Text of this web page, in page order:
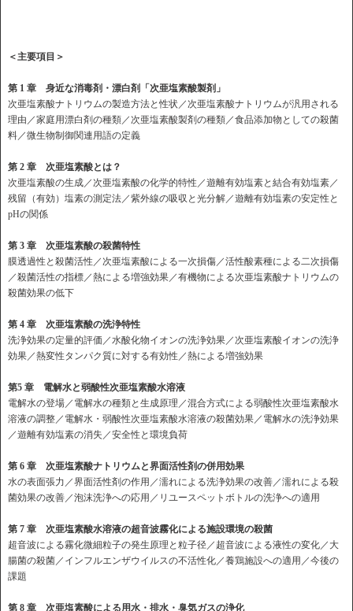
＜主要項目＞
第 1 章 身近な消毒剤・漂白剤「次亜塩素酸製剤」
次亜塩素酸ナトリウムの製造方法と性状／次亜塩素酸ナトリウムが汎用される
理由／家庭用漂白剤の種類／次亜塩素酸製剤の種類／食品添加物としての殺菌
料／微生物制御関連用語の定義
第 2 章 次亜塩素酸とは？
次亜塩素酸の生成／次亜塩素酸の化学的特性／遊離有効塩素と結合有効塩素／
残留（有効）塩素の測定法／紫外線の吸収と光分解／遊離有効塩素の安定性と
pHの関係
第 3 章 次亜塩素酸の殺菌特性
膜透過性と殺菌活性／次亜塩素酸による一次損傷／活性酸素種による二次損傷
／殺菌活性の指標／熱による増強効果／有機物による次亜塩素酸ナトリウムの
殺菌効果の低下
第 4 章 次亜塩素酸の洗浄特性
洗浄効果の定量的評価／水酸化物イオンの洗浄効果／次亜塩素酸イオンの洗浄
効果／熱変性タンパク質に対する有効性／熱による増強効果
第5 章 電解水と弱酸性次亜塩素酸水溶液
電解水の登場／電解水の種類と生成原理／混合方式による弱酸性次亜塩素酸水
溶液の調整／電解水・弱酸性次亜塩素酸水溶液の殺菌効果／電解水の洗浄効果
／遊離有効塩素の消失／安全性と環境負荷
第 6 章 次亜塩素酸ナトリウムと界面活性剤の併用効果
水の表面張力／界面活性剤の作用／濡れによる洗浄効果の改善／濡れによる殺
菌効果の改善／泡沫洗浄への応用／リユースペットボトルの洗浄への適用
第 7 章 次亜塩素酸水溶液の超音波霧化による施設環境の殺菌
超音波による霧化微細粒子の発生原理と粒子径／超音波による液性の変化／大
腸菌の殺菌／インフルエンザウイルスの不活性化／養鶏施設への適用／今後の
課題
第 8 章 次亜塩素酸による用水・排水・臭気ガスの浄化